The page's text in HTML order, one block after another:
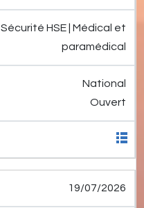
Sécurité HSE | Médical et
paramédical
National
Ouvert
19/07/2026